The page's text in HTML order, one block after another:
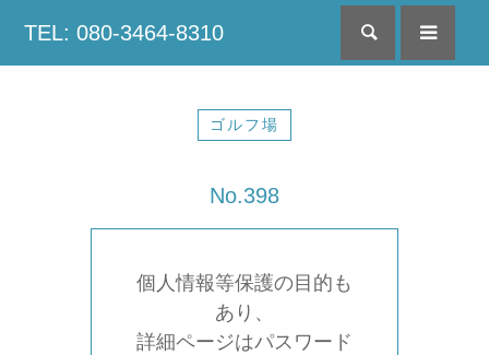
TEL: 080-3464-8310 検索
ゴルフ場
No.398
個人情報等保護の目的も
あり、
詳細ページはパスワード